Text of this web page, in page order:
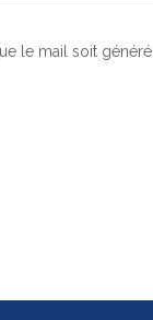
le mail soit généré.